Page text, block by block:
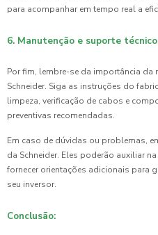
para acompanhar em tempo real a
6. Manutenção e suporte técnico
Por fim, lembre-se da importância da
Schneider. Siga as instruções do
limpeza, verificação de cabos e
preventivas recomendadas.
Em caso de dúvidas ou problemas,
da Schneider. Eles poderão auxiliar
fornecer orientações adicionais para
seu inversor.
Conclusão: